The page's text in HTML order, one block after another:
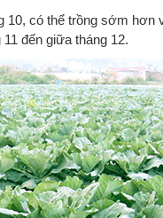
có thể trồng sớm hơn
đến giữa tháng 12.